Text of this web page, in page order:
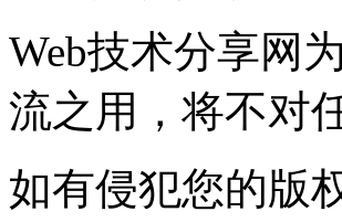
Web技术分享网
流之用，将不对
如有侵犯您的版